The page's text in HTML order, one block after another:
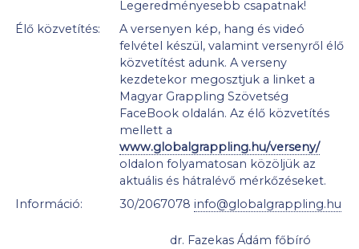
Legeredményesebb csapatnak!
Élő közvetítés:
A versenyen kép, hang és videó
felvétel készül, valamint versenyről élő
közvetítést adunk. A verseny
kezdetekor megosztjuk a linket a
Magyar Grappling Szövetség
FaceBook oldalán. Az élő közvetítés
mellett a
www.globalgrappling.hu/verseny/
oldalon folyamatosan közöljük az
aktuális és hátralévő mérkőzéseket.
Információ:
30/2067078 info@globalgrappling.hu
dr. Fazekas Ádám főbíró